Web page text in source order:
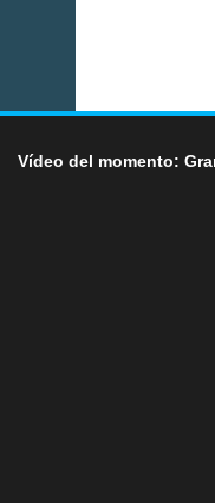
Vídeo del momento: